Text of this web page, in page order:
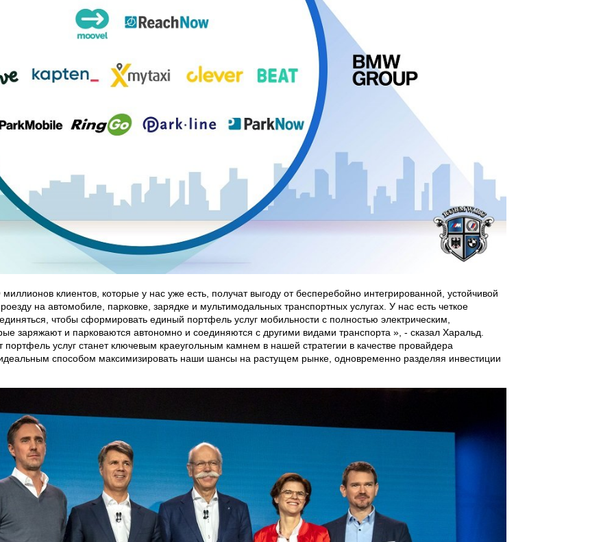
клиентов, которые у нас уже есть, получат выгоду от бесперебойно интегрированной, устойчивой
на автомобиле, парковке, зарядке и мультимодальных транспортных услугах. У нас есть четкое
чтобы сформировать единый портфель услуг мобильности с полностью электрическим,
заряжают и парковаются автономно и соединяются с другими видами транспорта », - сказал Харальд.
услуг станет ключевым краеугольным камнем в нашей стратегии в качестве провайдера
способом максимизировать наши шансы на растущем рынке, одновременно разделяя инвестиции